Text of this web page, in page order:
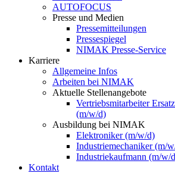
AUTOFOCUS
Presse und Medien
Pressemitteilungen
Pressespiegel
NIMAK Presse-Service
Karriere
Allgemeine Infos
Arbeiten bei NIMAK
Aktuelle Stellenangebote
Vertriebsmitarbeiter
(m/w/d)
Ausbildung bei NIMAK
Elektroniker (m/w/d)
Industriemechaniker (m/
Industriekaufmann (m/w/
Kontakt